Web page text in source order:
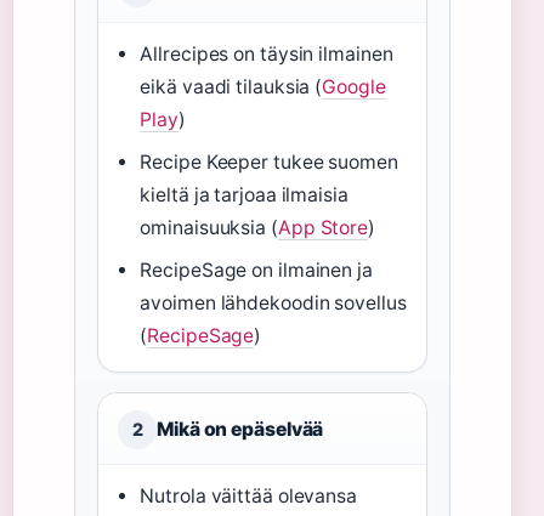
Allrecipes on täysin ilmainen
eikä vaadi tilauksia (Google
Play)
Recipe Keeper tukee suomen
kieltä ja tarjoaa ilmaisia
ominaisuuksia (App Store)
RecipeSage on ilmainen ja
avoimen lähdekoodin sovellus
(RecipeSage)
2 Mikä on epäselvää
Nutrola väittää olevansa